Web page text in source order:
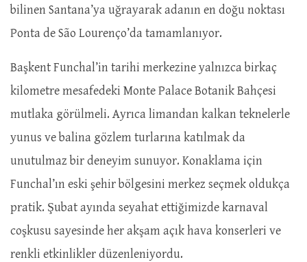
bilinen Santana’ya uğrayarak adanın en doğu noktası
Ponta de São Lourenço’da tamamlanıyor.
Başkent Funchal’in tarihi merkezine yalnızca birkaç
kilometre mesafedeki Monte Palace Botanik Bahçesi
mutlaka görülmeli. Ayrıca limandan kalkan teknelerle
yunus ve balina gözlem turlarına katılmak da
unutulmaz bir deneyim sunuyor. Konaklama için
Funchal’ın eski şehir bölgesini merkez seçmek oldukça
pratik. Şubat ayında seyahat ettiğimizde karnaval
coşkusu sayesinde her akşam açık hava konserleri ve
renkli etkinlikler düzenleniyordu.